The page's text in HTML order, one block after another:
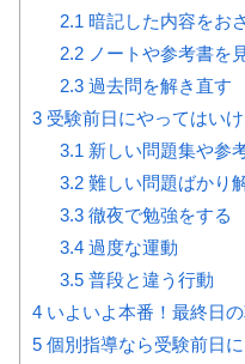
2.1 暗記した内容をお
2.2ノートや参考書を
2.3過去問を解き直す
3 受験前日にやってはい
3.1 新しい問題集や参
3.2難しい問題ばかり
3.3徹夜で勉強をする
3.4過度な運動
3.5普段と違う行動
4 いよいよ本番！最終日
5 個別指導なら受験前日